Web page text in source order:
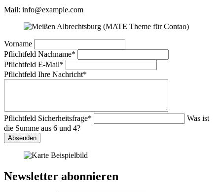
Mail: info@example.com
Vorname
Pflichtfeld Nachname*
Pflichtfeld E-Mail*
Pflichtfeld Ihre Nachricht*
Pflichtfeld Sicherheitsfrage*
Was ist
die Summe aus 6 und 4?
Absenden
Newsletter abonnieren